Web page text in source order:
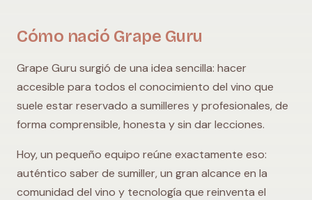
Cómo nació Grape Guru
Grape Guru surgió de una idea sencilla: hacer
accesible para todos el conocimiento del vino que
suele estar reservado a sumilleres y profesionales, de
forma comprensible, honesta y sin dar lecciones.
Hoy, un pequeño equipo reúne exactamente eso:
auténtico saber de sumiller, un gran alcance en la
comunidad del vino y tecnología que reinventa el